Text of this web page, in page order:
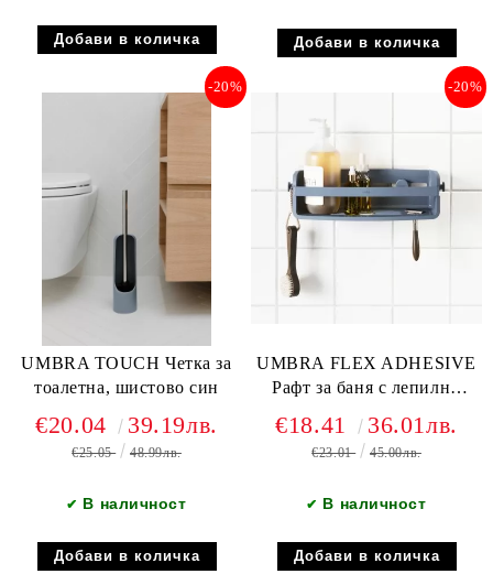
UMBRA TOUCH Четка за
тоалетна, шистово син
-20%
€20.04 39.19лв.
€25.05 48.99лв.
✔ В наличност
UMBRA FLEX ADHESIVE
Рафт за баня с лепилни
-20%
€18.41 36.01лв.
€23.01 45.00лв.
✔ В наличност